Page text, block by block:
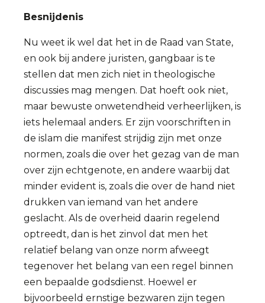
Besnijdenis
Nu weet ik wel dat het in de Raad van State,
en ook bij andere juristen, gangbaar is te
stellen dat men zich niet in theologische
discussies mag mengen. Dat hoeft ook niet,
maar bewuste onwetendheid verheerlijken, is
iets helemaal anders. Er zijn voorschriften in
de islam die manifest strijdig zijn met onze
normen, zoals die over het gezag van de man
over zijn echtgenote, en andere waarbij dat
minder evident is, zoals die over de hand niet
drukken van iemand van het andere
geslacht. Als de overheid daarin regelend
optreedt, dan is het zinvol dat men het
relatief belang van onze norm afweegt
tegenover het belang van een regel binnen
een bepaalde godsdienst. Hoewel er
bijvoorbeeld ernstige bezwaren zijn tegen